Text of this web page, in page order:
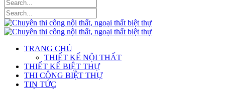
TRANG CHỦ
THIẾT KẾ NỘI THẤT
THIẾT KẾ BIỆT THỰ
THI CÔNG BIỆT THỰ
TIN TỨC